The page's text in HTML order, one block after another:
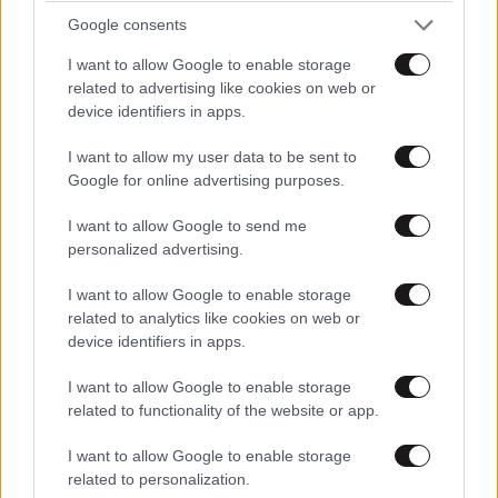
Google consents
I want to allow Google to enable storage
related to advertising like cookies on web or
device identifiers in apps.
I want to allow my user data to be sent to
Google for online advertising purposes.
I want to allow Google to send me
personalized advertising.
I want to allow Google to enable storage
related to analytics like cookies on web or
device identifiers in apps.
I want to allow Google to enable storage
related to functionality of the website or app.
I want to allow Google to enable storage
related to personalization.
κορονοιου εχει κανει εγκληματα. Την καλη
δημοσιογραφια πλεον την βλεπεις μονο σε ταινιες.
Απαντήστε
Τζόκερ ;
Απαντήστε
Γατάκια..... 26·12·2021 13:18
... εδώ ο Κούλης τα ακούει εν χορώ συνέχεια